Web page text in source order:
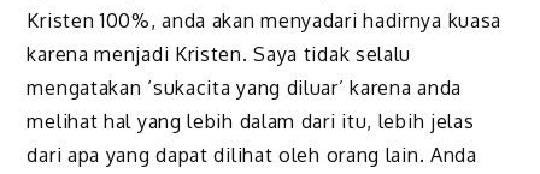
Kristen 100%, anda akan menyadari hadirnya kuasa
karena menjadi Kristen. Saya tidak selalu
mengatakan ‘sukacita yang diluar’ karena anda
melihat hal yang lebih dalam dari itu, lebih jelas
dari apa yang dapat dilihat oleh orang lain. Anda